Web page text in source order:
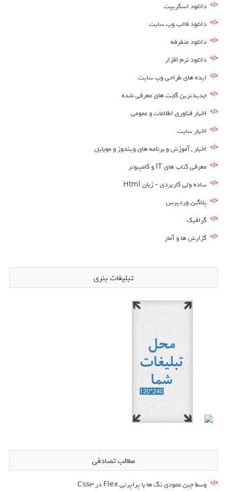
دانلود اسکریپت
دانلود قالب وب سایت
دانلود متفرقه
دانلود نرم افزار
ایده های طراحی وب سایت
جدیدترین گجت های معرفی شده
اخبار فناوری اطلاعات و عمومی
اخبار سایت
اخبار , آموزش و برنامه های ویندوز و موبایل
معرفی کتاب های IT و کامپیوتر
ساده ولی کاربردی – زبان Html
پلاگین وردپرس
گرافیک
گزارش ها و آمار
تبلیغات بنری
مطالب تصادفی
وسط چین عمودی تگ ها با پراپرتی Flex در Css3